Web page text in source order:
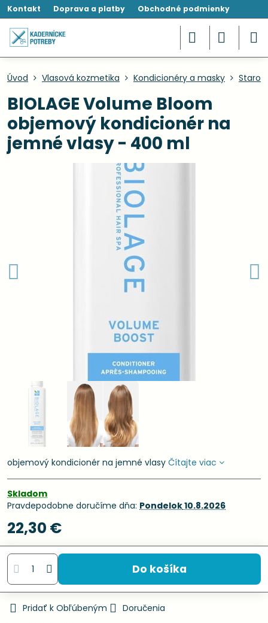
Kontakt Doprava a platby Obchodné podmienky
Úvod Vlasová kozmetika Kondicionéry a masky
BIOLAGE Volume Bloom
objemový kondicionér na
jemné vlasy - 400 ml
objemový kondicionér na jemné vlasy Čítajte viac
Skladom
Pravdepodobne doručíme dňa: Pondelok10.8.2026
22,30 €
Do košíka
Pridať k Obľúbeným
Doručenia